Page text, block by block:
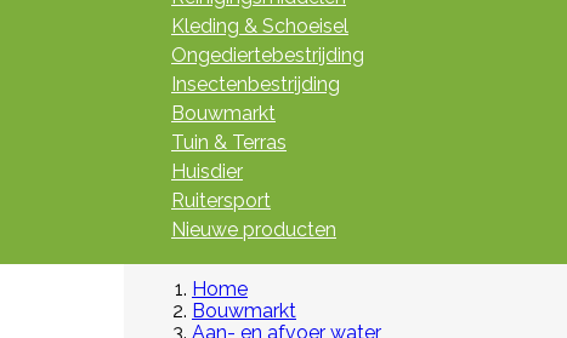
Kleding & Schoeisel
Ongediertebestrijding
Insectenbestrijding
Bouwmarkt
Tuin & Terras
Huisdier
Ruitersport
Nieuwe producten
Home
Bouwmarkt
Aan- en afvoer water